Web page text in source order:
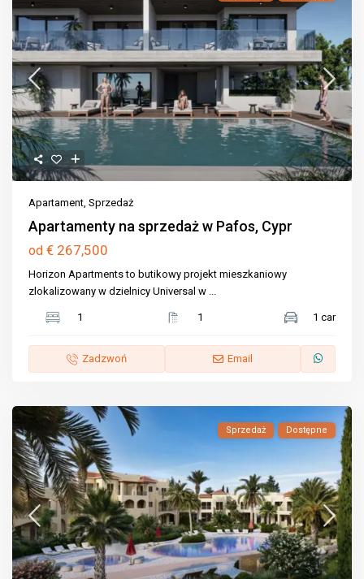
Apartament,Sprzedaż
Apartamenty na sprzedaż w Pafos, Cypr
od € 267,500
Horizon Apartments to butikowy projekt mieszkaniowy
zlokalizowany w dzielnicy Universal w ...
1 1 1 car
Zadzwoń Email
Sprzedaż Dostępne